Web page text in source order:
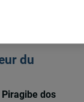
du
dos